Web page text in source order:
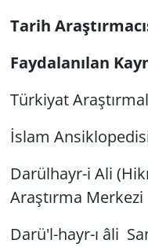
Tarih
Faydalanılan
Türkiyat
İslam
Darülhayr-i Ali
Araştırma Merkezi
Darü'l-hayr-ı âli